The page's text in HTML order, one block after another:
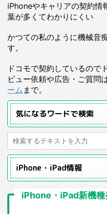
iPhoneやキャリアの契約情
葉が多くてわかりにくい
かつての私のように機械音
す。
ドコモで契約しているので
ビュー依頼や広告・ご質問
ーム まで。
気になるワードで検索
iPhone・iPad情報
iPhone・iPad新機種